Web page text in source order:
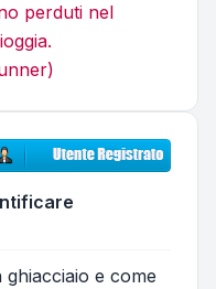
perduti nel
e come